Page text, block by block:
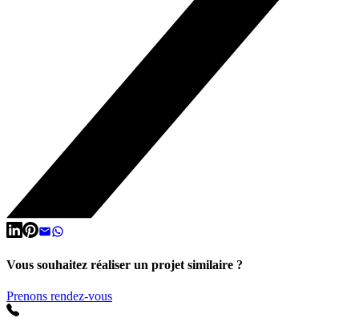
Vous souhaitez réaliser un projet similaire ?
Prenons rendez-vous